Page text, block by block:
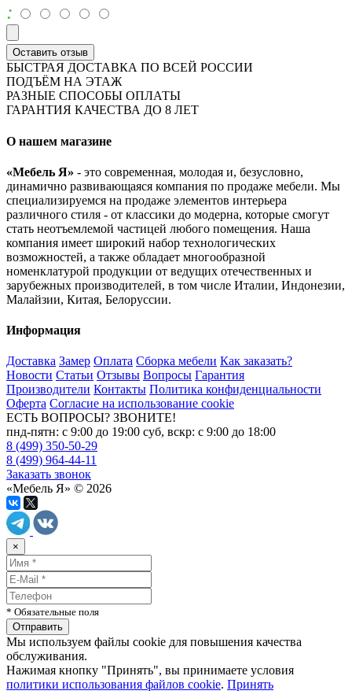
:
Оставить отзыв
БЫСТРАЯ ДОСТАВКА ПО ВСЕЙ РОССИИ
ПОДЪЁМ НА ЭТАЖ
РАЗНЫЕ СПОСОБЫ ОПЛАТЫ
ГАРАНТИЯ КАЧЕСТВА ДО 8 ЛЕТ
О нашем магазине
«Мебель Я» - это современная, молодая и, безусловно,
динамично развивающаяся компания по продаже мебели. Мы
специализируемся на продаже элементов интерьера
различного стиля - от классики до модерна, которые смогут
стать неотъемлемой частицей любого помещения. Наша
компания имеет широкий набор технологических
возможностей, а также обладает многообразной
номенклатурой продукции от ведущих отечественных и
зарубежных производителей, в том числе Италии, Индонезии,
Малайзии, Китая, Белоруссии.
Информация
Доставка Замер Оплата Сборка мебели Как заказать?
Новости Статьи Отзывы Вопросы Гарантия
Производители Контакты Политика конфиденциальности
Оферта Согласие на использование cookie
ЕСТЬ ВОПРОСЫ? ЗВОНИТЕ!
пнд-пятн: с 9:00 до 19:00 суб, вскр: с 9:00 до 18:00
8 (499) 350-50-29
8 (499) 964-44-11
Заказать звонок
«Мебель Я» © 2026
×
* Обязательные поля
Мы используем файлы cookie для повышения качества
обслуживания.
Нажимая кнопку "Принять", вы принимаете условия
политики использования файлов cookie. Принять